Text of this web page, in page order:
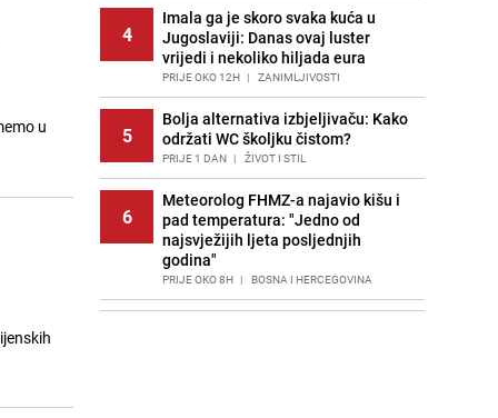
u
4
Imala ga je skoro svaka kuća u
Jugoslaviji: Danas ovaj luster
vrijedi i nekoliko hiljada eura
PRIJE OKO 12H | ZANIMLJIVOSTI
5
Bolja alternativa izbjeljivaču: Kako
održati WC školjku čistom?
PRIJE 1 DAN | ŽIVOT I STIL
6
Meteorolog FHMZ-a najavio kišu i
pad temperatura: "Jedno od
najsvježijih ljeta posljednjih
godina"
PRIJE OKO 8H | BOSNA I HERCEGOVINA